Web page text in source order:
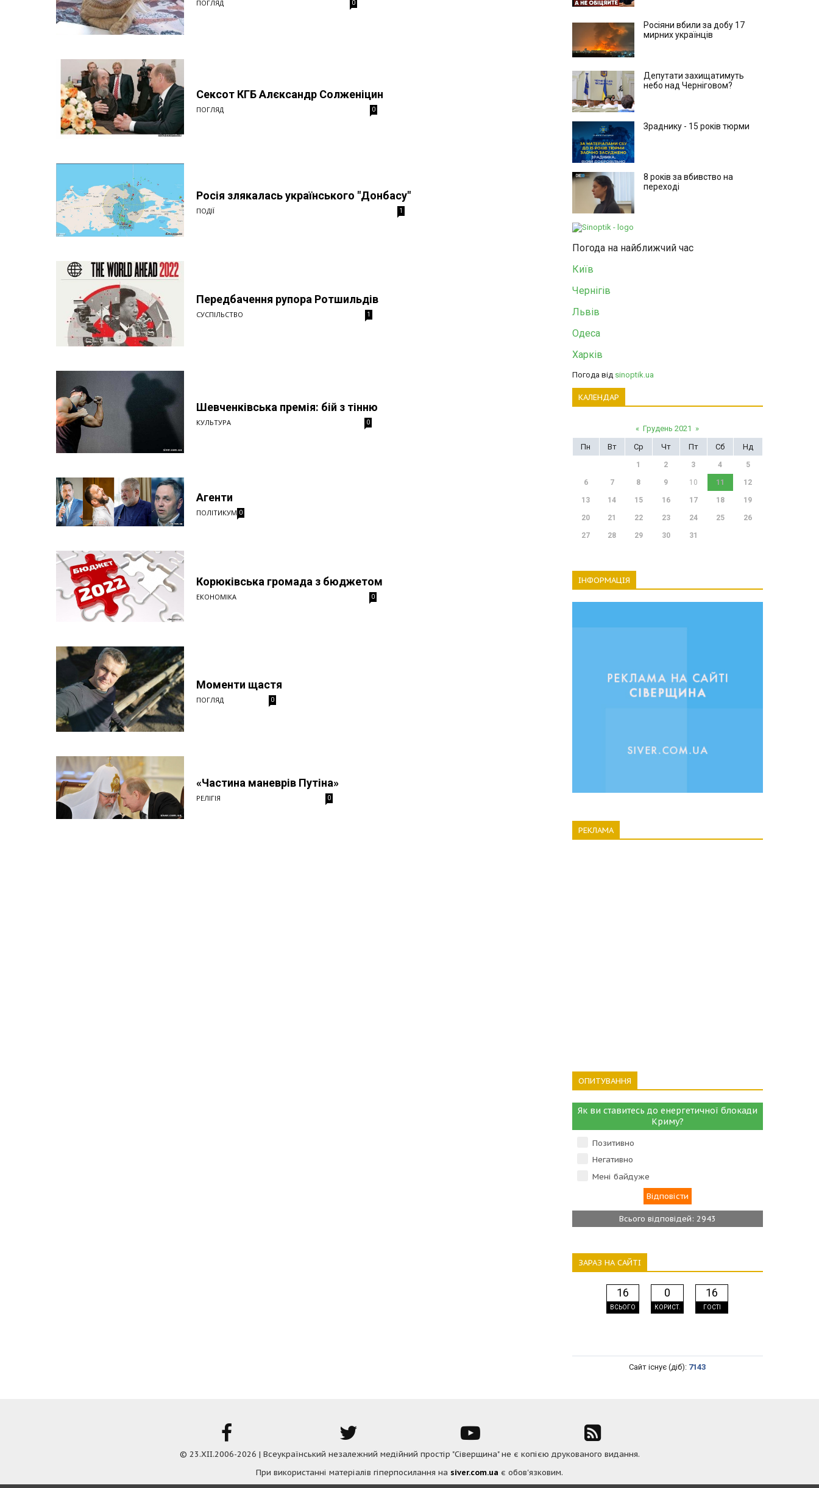
ПОГЛЯД 0
Сексот КГБ Алєксандр Солженіцин
ПОГЛЯД 0
Росія злякалась українського "Донбасу"
ПОДІЇ 1
Передбачення рупора Ротшильдів
СУСПІЛЬСТВО 1
Шевченківська премія: бій з тінню
КУЛЬТУРА 0
Агенти
ПОЛІТИКУМ 0
Корюківська громада з бюджетом
ЕКОНОМІКА 0
Моменти щастя
ПОГЛЯД 0
«Частина маневрів Путіна»
РЕЛІГІЯ 0
Росіяни вбили за добу 17
мирних українців
Депутати захищатимуть
небо над Черніговом?
Зраднику - 15 років тюрми
8 років за вбивство на
переході
Погода на найближчий час
Київ
Чернігів
Львів
Одеса
Харків
Погода від sinoptik.ua
КАЛЕНДАР
« Грудень 2021 »
Пн
Вт Ср Чт Пт Сб Нд
1 2 3 4 5
6 7 8 9 10 11 12
13 14 15 16 17 18 19
20 21 22 23 24 25 26
27 28 29 30 31
ІНФОРМАЦІЯ
РЕКЛАМА
ОПИТУВАННЯ
Як ви ставитесь до енергетичної блокади
Криму?
Позитивно
Негативно
Мені байдуже
Всього відповідей: 2943
ЗАРАЗ НА САЙТІ
16
ВСЬОГО
0
КОРИСТ.
16
ГОСТІ
Сайт існує (діб): 7143
© 23.XII.2006-2026 | Всеукраїнський незалежний медійний простір "Сіверщина" не є копією друкованого видання.
При використанні матеріалів гіперпосилання на siver.com.ua є обов'язковим.